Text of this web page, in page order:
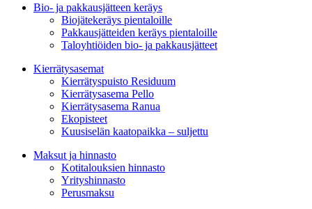
Bio- ja pakkausjätteen keräys
Biojätekeräys pientaloille
Pakkausjätteiden keräys pientaloille
Taloyhtiöiden bio- ja pakkausjätteet
Kierrätysasemat
Kierrätyspuisto Residuum
Kierrätysasema Pello
Kierrätysasema Ranua
Ekopisteet
Kuusiselän kaatopaikka – suljettu
Maksut ja hinnasto
Kotitalouksien hinnasto
Yrityshinnasto
Perusmaksu